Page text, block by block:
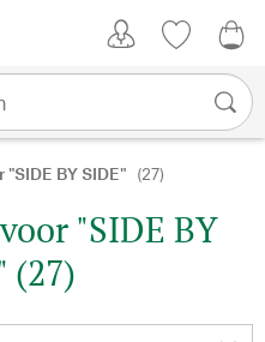
BY SIDE" (27)
"SIDE BY
(27)